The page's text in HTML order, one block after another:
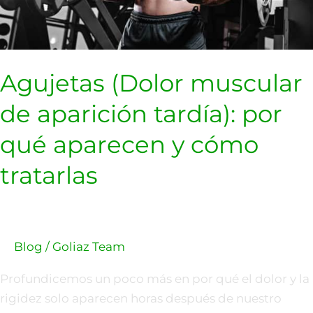
Agujetas (Dolor muscular
de aparición tardía): por
qué aparecen y cómo
tratarlas
Blog / Goliaz Team
Profundicemos un poco más en por qué el dolor y la
rigidez solo aparecen horas después de nuestro
cómo
tratarlas